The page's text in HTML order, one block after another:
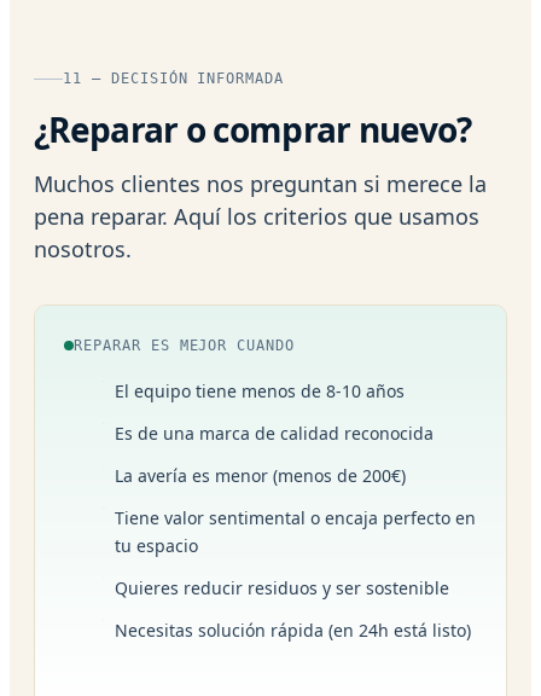
11 — DECISIÓN INFORMADA
¿Reparar o comprar nuevo?
Muchos clientes nos preguntan si merece la
pena reparar. Aquí los criterios que usamos
nosotros.
REPARAR ES MEJOR CUANDO
El equipo tiene menos de 8-10 años
Es de una marca de calidad reconocida
La avería es menor (menos de 200€)
Tiene valor sentimental o encaja perfecto en
tu espacio
Quieres reducir residuos y ser sostenible
Necesitas solución rápida (en 24h está listo)